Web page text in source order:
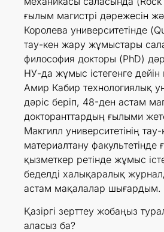
ғылым магистрі дәрежесін
Королева университетінде
тау-кен жару жұмыстары
философия докторы (PhD)
НУ-да жұмыс істегенге
Амир Кабир технологиялық
дәріс беріп, 48-ден астам
докторанттардың ғылыми
Макгилл университетінің
материалтану факультетінде
қызметкер ретінде жұмыс
беделді халықаралық
астам мақалалар шығардым.
Қазіргі зерттеу жобаңыз
аласыз ба?